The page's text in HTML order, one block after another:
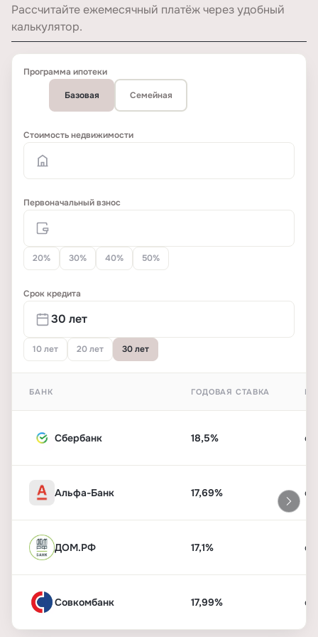
Рассчитайте ежемесячный платёж через удобный
калькулятор.
Программа ипотеки
Базовая Семейная
Стоимость недвижимости
Первоначальный взнос
20% 30% 40% 50%
Срок кредита
10 лет 20 лет 30 лет
БАНК ГОДОВАЯ СТАВКА
Сбербанк 18,5%
Альфа-Банк 17,69%
ДОМ.РФ 17,1%
Совкомбанк 17,99%